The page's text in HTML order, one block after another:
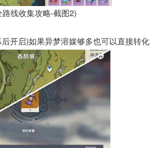
线收集攻略-截图2)
开启)如果异梦溶媒够多也可以直接转化